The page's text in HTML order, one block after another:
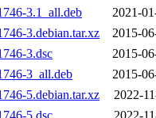
3.1_all.deb
2021-
3.debian.tar.xz
2015-
3.dsc
2015-
3_all.deb
2015-
5.debian.tar.xz
2022-